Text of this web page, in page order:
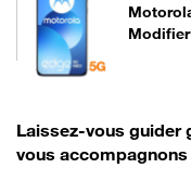
Laissez-vous guider
vous
pour
Modifier